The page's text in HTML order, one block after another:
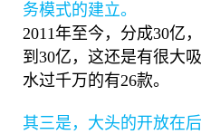
务模式的建立。
2011年至今，分成30亿
到30亿，这还是有很大
水过千万的有26款。
其三是，大头的开放在